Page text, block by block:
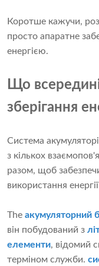
Коротше кажучи,
просто апаратне
енергією.
Що
зберігання
Система
з кількох
разом, щоб
використання
The акумуляторний
він побудований з
елементи, відомий
терміном служби.